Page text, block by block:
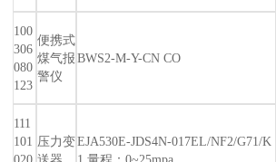
100
306
080
123
便携式
煤气报
警仪
BWS2-M-Y-CN CO
111
101
020
压力变
送器
EJA530E-JDS4N-017EL/NF2/G71/K
1 量程：0~25mpa